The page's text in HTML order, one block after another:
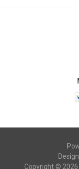
Copyright © 2026